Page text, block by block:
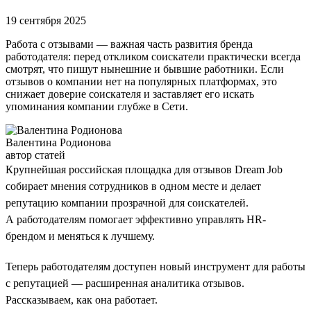
19 сентября 2025
Работа с отзывами — важная часть развития бренда
работодателя: перед откликом соискатели практически всегда
смотрят, что пишут нынешние и бывшие работники. Если
отзывов о компании нет на популярных платформах, это
снижает доверие соискателя и заставляет его искать
упоминания компании глубже в Cети.
Валентина Родионова
автор статей
Крупнейшая российская площадка для отзывов Dream Job
собирает мнения сотрудников в одном месте и делает
репутацию компании прозрачной для соискателей.
А работодателям помогает эффективно управлять HR-
брендом и меняться к лучшему.
Теперь работодателям доступен новый инструмент для работы
с репутацией — расширенная аналитика отзывов.
Рассказываем, как она работает.